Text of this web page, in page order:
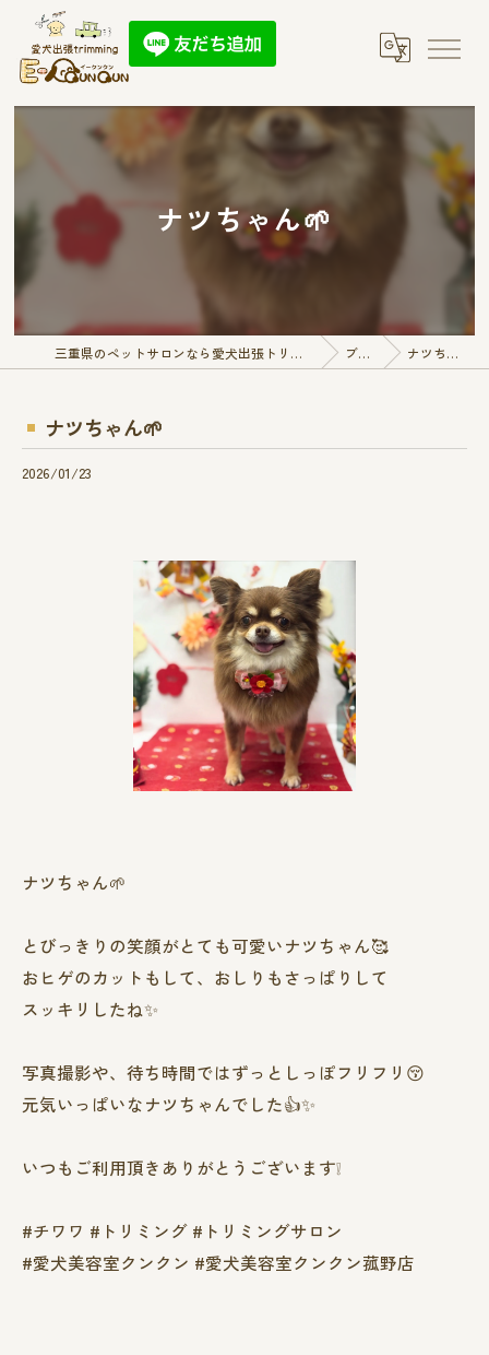
ナツちゃん🌱
三重県のペットサロンなら愛犬出張トリミング E-QunQun ブログ ナツちゃん🌱
ナツちゃん🌱
2026/01/23
ナツちゃん🌱
とびっきりの笑顔がとても可愛いナツちゃん🥰
おヒゲのカットもして、おしりもさっぱりして
スッキリしたね✨
写真撮影や、待ち時間ではずっとしっぽフリフリ😚
元気いっぱいなナツちゃんでした👍✨
いつもご利用頂きありがとうございます❕
#チワワ #トリミング #トリミングサロン
#愛犬美容室クンクン #愛犬美容室クンクン菰野店